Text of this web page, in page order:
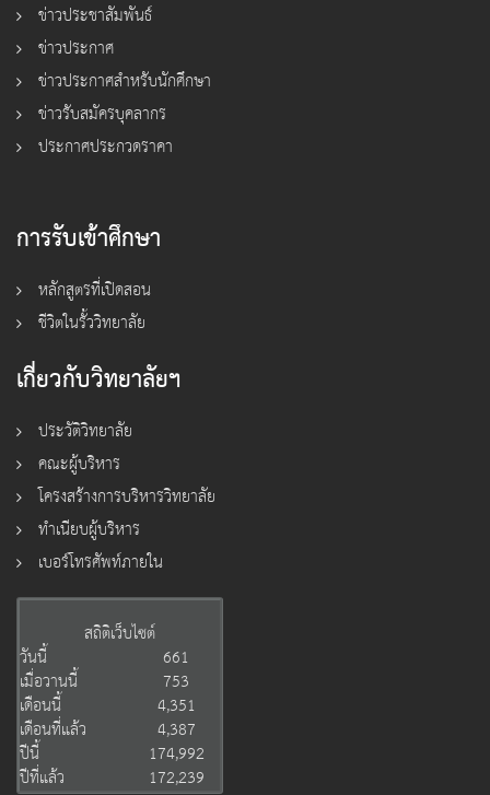
ข่าวประชาสัมพันธ์
ข่าวประกาศ
ข่าวประกาศสำหรับนักศึกษา
ข่าวรับสมัครบุคลากร
ประกาศประกวดราคา
การรับเข้าศึกษา
หลักสูตรที่เปิดสอน
ชีวิตในรั้ววิทยาลัย
เกี่ยวกับวิทยาลัยฯ
ประวัติวิทยาลัย
คณะผู้บริหาร
โครงสร้างการบริหารวิทยาลัย
ทำเนียบผู้บริหาร
เบอร์โทรศัพท์ภายใน
สถิติเว็บไซต์
วันนี้
661
เมื่อวานนี้
753
เดือนนี้
4,351
เดือนที่แล้ว
4,387
ปีนี้
174,992
ปีที่แล้ว
172,239